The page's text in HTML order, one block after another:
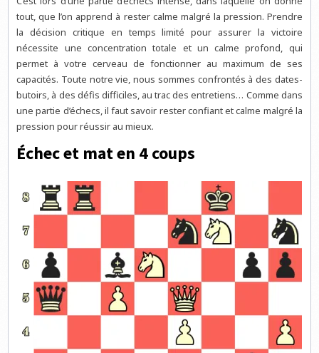
tout, que l’on apprend à rester calme malgré la pression. Prendre
la décision critique en temps limité pour assurer la victoire
nécessite une concentration totale et un calme profond, qui
permet à votre cerveau de fonctionner au maximum de ses
capacités. Toute notre vie, nous sommes confrontés à des dates-
butoirs, à des défis difficiles, au trac des entretiens… Comme dans
une partie d’échecs, il faut savoir rester confiant et calme malgré la
pression pour réussir au mieux.
Échec et mat en 4 coups